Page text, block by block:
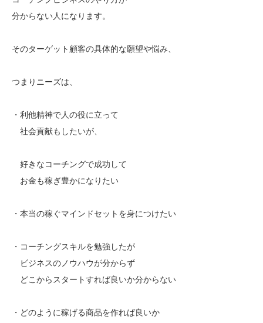
分からない人になります。
そのターゲット顧客の具体的な願望や悩み、
つまりニーズは、
・利他精神で人の役に立って
社会貢献もしたいが、
好きなコーチングで成功して
お金も稼ぎ豊かになりたい
・本当の稼ぐマインドセットを身につけたい
・コーチングスキルを勉強したが
ビジネスのノウハウが分からず
どこからスタートすれば良いか分からない
・どのように稼げる商品を作れば良いか